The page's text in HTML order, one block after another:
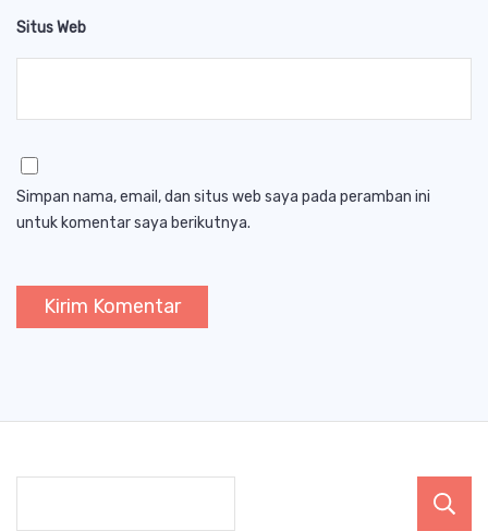
Situs Web
Simpan nama, email, dan situs web saya pada peramban ini
untuk komentar saya berikutnya.